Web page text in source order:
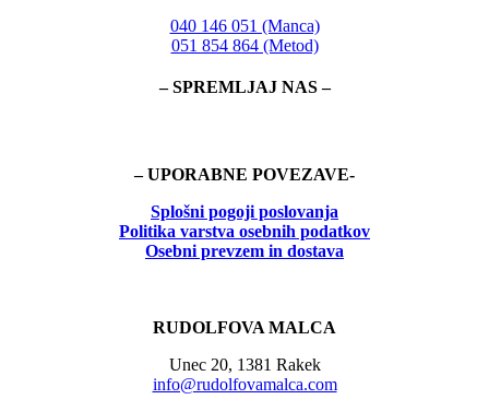
040 146 051 (Manca)
051 854 864 (Metod)
– SPREMLJAJ NAS –
– UPORABNE POVEZAVE-
Splošni pogoji poslovanja
Politika varstva osebnih podatkov
Osebni prevzem in dostava
RUDOLFOVA MALCA
Unec 20, 1381 Rakek
info@rudolfovamalca.com